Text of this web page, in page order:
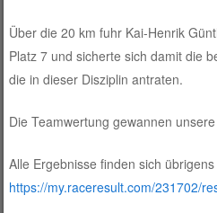
Über die 20 km fuhr Kai-Henrik
Platz 7 und sicherte sich damit die
die in dieser Disziplin antraten.
Die Teamwertung gewannen
Alle Ergebnisse finden sich
https://my.raceresult.com/231702/